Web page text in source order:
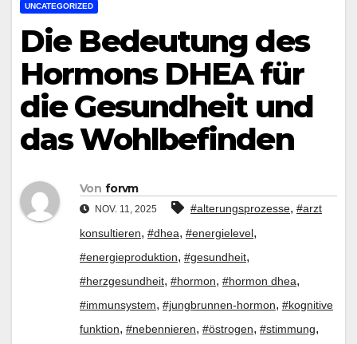
UNCATEGORIZED
Die Bedeutung des
Hormons DHEA für
die Gesundheit und
das Wohlbefinden
Von forvm
NOV. 11, 2025 #alterungsprozesse, #arzt
konsultieren, #dhea, #energielevel,
#energieproduktion, #gesundheit,
#herzgesundheit, #hormon, #hormon dhea,
#immunsystem, #jungbrunnen-hormon, #kognitive
funktion, #nebennieren, #östrogen, #stimmung,